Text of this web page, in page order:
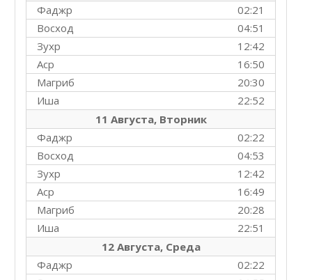
02:21
Фаджр
04:51
Восход
12:42
Зухр
16:50
Аср
20:30
Магриб
22:52
Иша
11 Августа, Вторник
02:22
Фаджр
04:53
Восход
12:42
Зухр
16:49
Аср
20:28
Магриб
22:51
Иша
12 Августа, Среда
02:22
Фаджр